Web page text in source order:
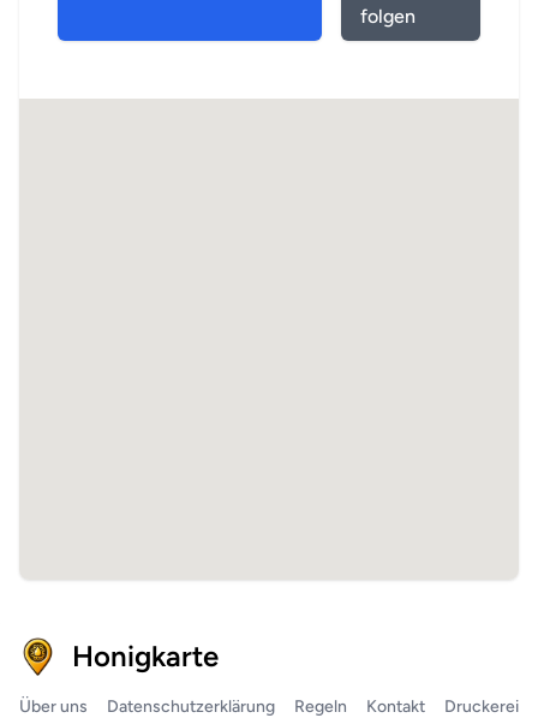
folgen
Honigkarte
Über uns Datenschutzerklärung Regeln Kontakt Druckerei